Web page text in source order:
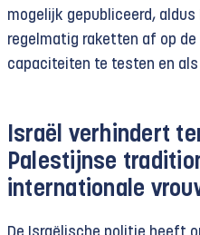
mogelijk gepubliceerd, aldus
regelmatig raketten af op de
capaciteiten te testen en
Israël verhindert
Palestijnse
internationale